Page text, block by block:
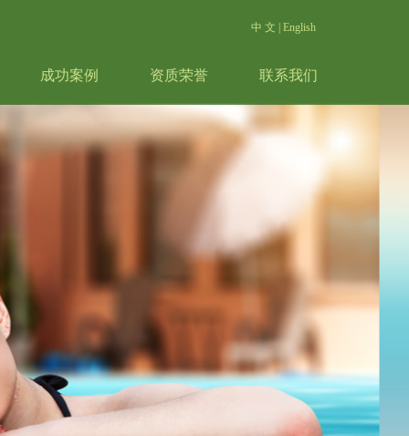
中 文 English
成功案例 资质荣誉 联系我们